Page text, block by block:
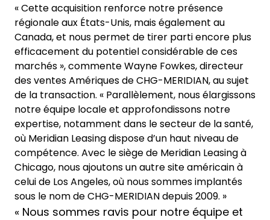
« Cette acquisition renforce notre présence
régionale aux États-Unis, mais également au
Canada, et nous permet de tirer parti encore plus
efficacement du potentiel considérable de ces
marchés », commente Wayne Fowkes, directeur
des ventes Amériques de CHG-MERIDIAN, au sujet
de la transaction. « Parallèlement, nous élargissons
notre équipe locale et approfondissons notre
expertise, notamment dans le secteur de la santé,
où Meridian Leasing dispose d’un haut niveau de
compétence. Avec le siège de Meridian Leasing à
Chicago, nous ajoutons un autre site américain à
celui de Los Angeles, où nous sommes implantés
sous le nom de CHG-MERIDIAN depuis 2009. »
« Nous sommes ravis pour notre équipe et